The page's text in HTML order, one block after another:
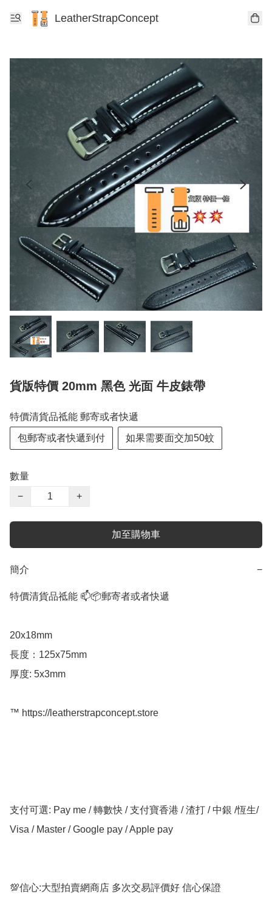
LeatherStrapConcept
貨版特價 20mm 黑色 光面 牛皮錶帶
特價清貨品祗能 郵寄或者快遞
包郵寄或者快遞到付 如果需要面交加50蚊
數量
−
+
加至購物車
簡介 −
特價清貨品祗能 📫📦郵寄者或者快遞
20x18mm
長度：125x75mm
厚度: 5x3mm
™️ https://leatherstrapconcept.store
支付可選: Pay me / 轉數快 / 支付寶香港 / 渣打 / 中銀 /恆生/
Visa / Master / Google pay / Apple pay
💯信心:大型拍賣網商店 多次交易評價好 信心保證